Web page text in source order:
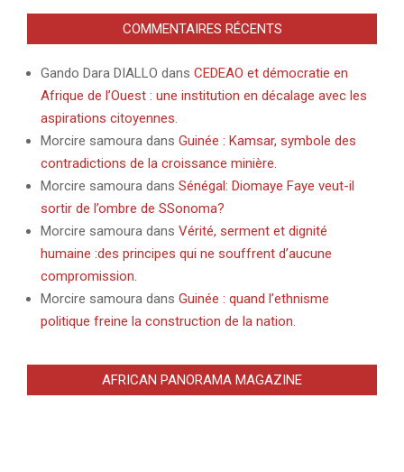
COMMENTAIRES RÉCENTS
Gando Dara DIALLO dans CEDEAO et démocratie en
Afrique de l’Ouest : une institution en décalage avec les
aspirations citoyennes.
Morcire samoura dans Guinée : Kamsar, symbole des
contradictions de la croissance minière.
Morcire samoura dans Sénégal: Diomaye Faye veut-il
sortir de l’ombre de SSonoma?
Morcire samoura dans Vérité, serment et dignité
humaine :des principes qui ne souffrent d’aucune
compromission.
Morcire samoura dans Guinée : quand l’ethnisme
politique freine la construction de la nation.
AFRICAN PANORAMA MAGAZINE